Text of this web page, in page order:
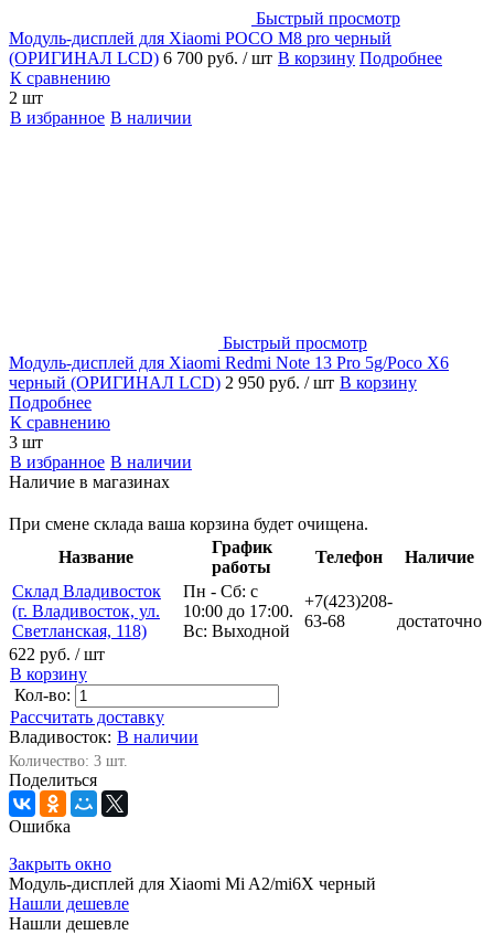
Быстрый просмотр
Модуль-дисплей для Xiaomi POCO M8 pro черный
(ОРИГИНАЛ LCD) 6 700 руб. / шт В корзину Подробнее
К сравнению
2 шт
В избранное В наличии
Быстрый просмотр
Модуль-дисплей для Xiaomi Redmi Note 13 Pro 5g/Poco X6
черный (ОРИГИНАЛ LCD) 2 950 руб. / шт В корзину
Подробнее
К сравнению
3 шт
В избранное В наличии
Наличие в магазинах
При смене склада ваша корзина будет очищена.
Название
График
работы
Телефон
Наличие
Склад Владивосток
(г. Владивосток, ул.
Светланская, 118)
Пн - Сб: с
10:00 до 17:00.
Вс: Выходной
+7(423)208-
63-68
достаточно
622 руб. / шт
В корзину
Кол-во:
Рассчитать доставку
Владивосток: В наличии
Количество: 3 шт.
Поделиться
Ошибка
Закрыть окно
Модуль-дисплей для Xiaomi Mi A2/mi6X черный
Нашли дешевле
Нашли дешевле